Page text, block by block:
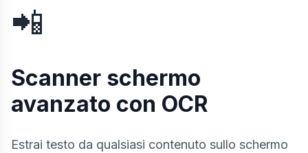
📲
Scanner schermo
avanzato con OCR
Estrai testo da qualsiasi contenuto sullo schermo